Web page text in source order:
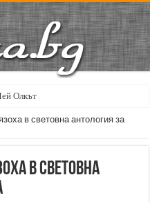
Олкът
в световна антология за
в световна